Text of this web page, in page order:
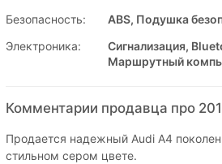
Безопасность:
ABS, Подушка
Электроника:
Сигнализация,
Маршрутный
Комментарии продавца про
Продается надежный Audi A4
стильном сером цвете.